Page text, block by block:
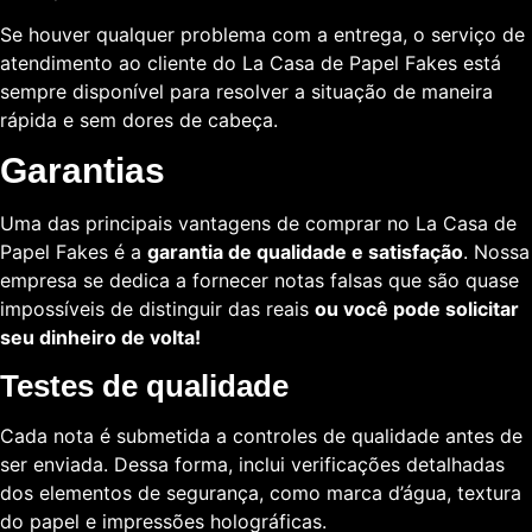
Se houver qualquer problema com a entrega, o serviço de
atendimento ao cliente do La Casa de Papel Fakes está
sempre disponível para resolver a situação de maneira
rápida e sem dores de cabeça.
Garantias
Uma das principais vantagens de comprar no La Casa de
Papel Fakes é a garantia de qualidade e satisfação. Nossa
empresa se dedica a fornecer notas falsas que são quase
impossíveis de distinguir das reais ou você pode solicitar
seu dinheiro de volta!
Testes de qualidade
Cada nota é submetida a controles de qualidade antes de
ser enviada. Dessa forma, inclui verificações detalhadas
dos elementos de segurança, como marca d’água, textura
do papel e impressões holográficas.